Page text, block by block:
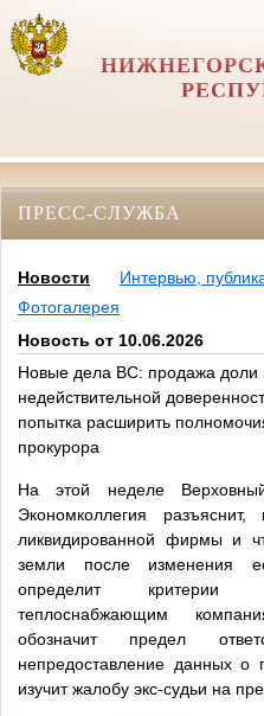
ПРЕСС-СЛУЖБА
Новости
Интервью,
Фотогалерея
Новость от 10.06.2026
Новые дела ВС: продажа доли
недействительной
попытка расширить
прокурора
На этой неделе
Экономколлегия
ликвидированной фирмы и
земли после изменения
определит критерии
теплоснабжающим
обозначит предел
непредоставление данных о
изучит жалобу экс-судьи на